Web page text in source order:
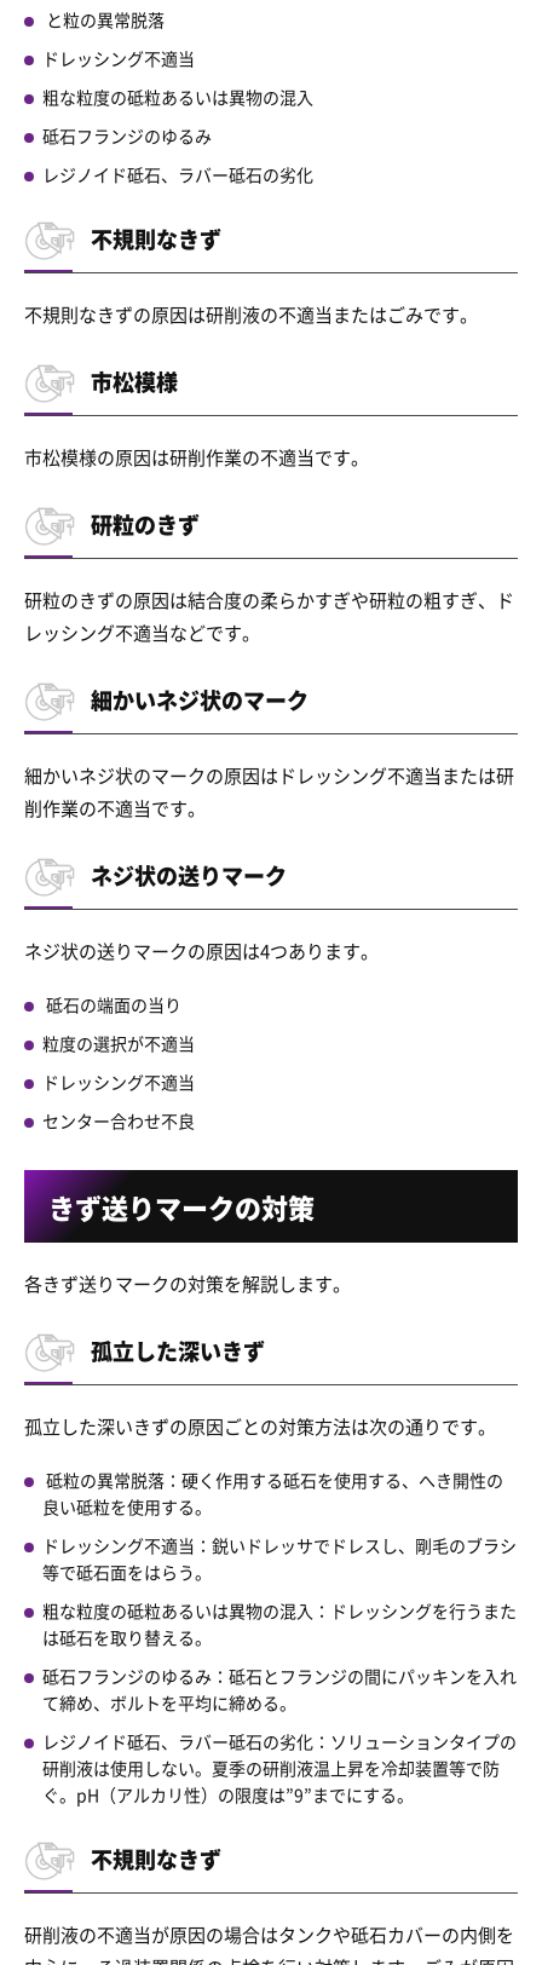
と粒の異常脱落
ドレッシング不適当
粗な粒度の砥粒あるいは異物の混入
砥石フランジのゆるみ
レジノイド砥石、ラバー砥石の劣化
不規則なきず
不規則なきずの原因は研削液の不適当またはごみです。
市松模様
市松模様の原因は研削作業の不適当です。
研粒のきず
研粒のきずの原因は結合度の柔らかすぎや研粒の粗すぎ、ド
レッシング不適当などです。
細かいネジ状のマーク
細かいネジ状のマークの原因はドレッシング不適当または研
削作業の不適当です。
ネジ状の送りマーク
ネジ状の送りマークの原因は4つあります。
砥石の端面の当り
粒度の選択が不適当
ドレッシング不適当
センター合わせ不良
きず送りマークの対策
各きず送りマークの対策を解説します。
孤立した深いきず
孤立した深いきずの原因ごとの対策方法は次の通りです。
砥粒の異常脱落：硬く作用する砥石を使用する、へき開性の
良い砥粒を使用する。
ドレッシング不適当：鋭いドレッサでドレスし、剛毛のブラシ
等で砥石面をはらう。
粗な粒度の砥粒あるいは異物の混入：ドレッシングを行うまた
は砥石を取り替える。
砥石フランジのゆるみ：砥石とフランジの間にパッキンを入れ
て締め、ボルトを平均に締める。
レジノイド砥石、ラバー砥石の劣化：ソリューションタイプの
研削液は使用しない。夏季の研削液温上昇を冷却装置等で防
ぐ。pH（アルカリ性）の限度は”9”までにする。
不規則なきず
研削液の不適当が原因の場合はタンクや砥石カバーの内側を